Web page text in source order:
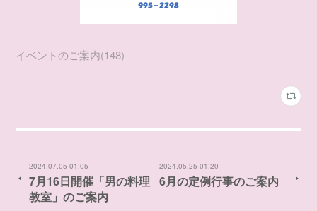
イベントのご案内(148)
2024.07.05 01:05
7月16日開催「男の料理
教室」のご案内
2024.05.25 01:20
6月の定例行事のご案内